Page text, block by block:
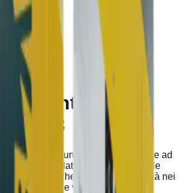
V3
V3
è una tavola da freestyle ad
adatta anche per freeride
per rider che cercano esplosività nei
a controllo e velocità.